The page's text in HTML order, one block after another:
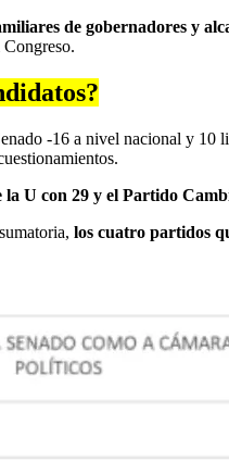
de gobernadores y
-16 a nivel nacional y 10
U con 29 y el Partido
los cuatro partidos